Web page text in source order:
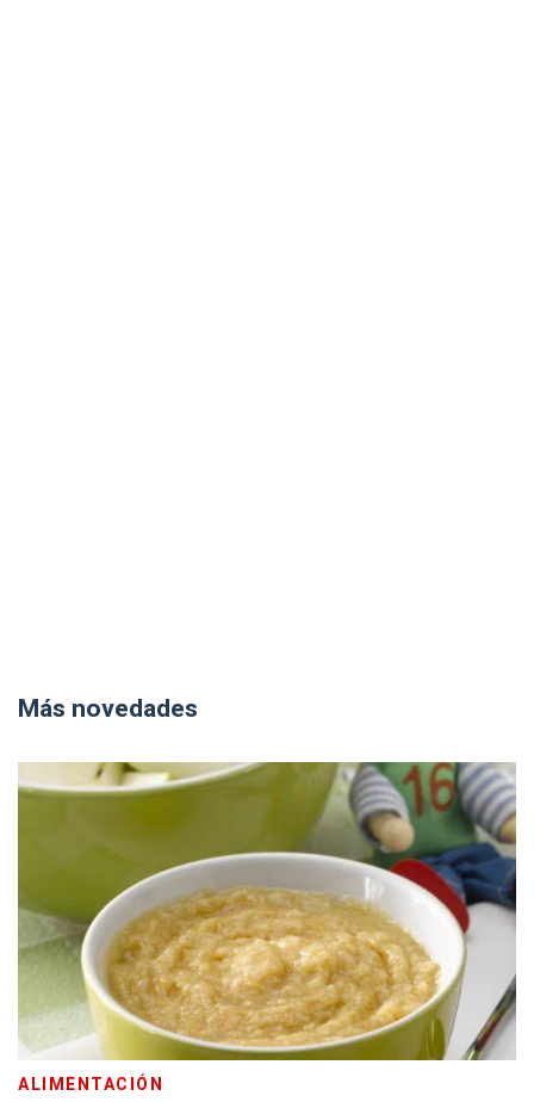
Más novedades
ALIMENTACIÓN